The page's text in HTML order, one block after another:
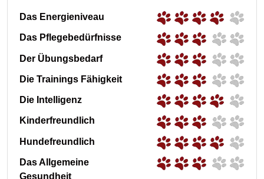
Das Energieniveau
Das Pflegebedürfnisse
Der Übungsbedarf
Die Trainings Fähigkeit
Die Intelligenz
Kinderfreundlich
Hundefreundlich
Das Allgemeine
Gesundheit